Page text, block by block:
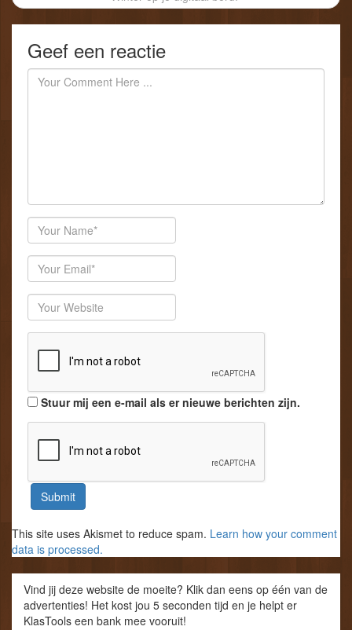
Geef een reactie
Author
Email
Website
Stuur mij een e-mail als er nieuwe berichten zijn.
This site uses Akismet to reduce spam. Learn how your comment
data is processed.
Vind jij deze website de moeite? Klik dan eens op één van de
advertenties! Het kost jou 5 seconden tijd en je helpt er
KlasTools een bank mee vooruit!